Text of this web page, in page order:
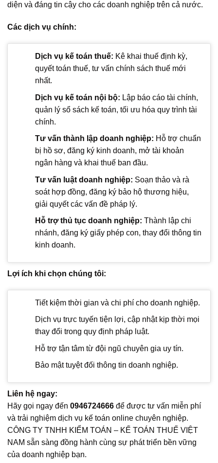
diện và đáng tin cậy cho các doanh nghiệp trên cả nước.
Các dịch vụ chính:
Dịch vụ kế toán thuế: Kê khai thuế định kỳ,
quyết toán thuế, tư vấn chính sách thuế mới
nhất.
Dịch vụ kế toán nội bộ: Lập báo cáo tài chính,
quản lý sổ sách kế toán, tối ưu hóa quy trình tài
chính.
Tư vấn thành lập doanh nghiệp: Hỗ trợ chuẩn
bị hồ sơ, đăng ký kinh doanh, mở tài khoản
ngân hàng và khai thuế ban đầu.
Tư vấn luật doanh nghiệp: Soạn thảo và rà
soát hợp đồng, đăng ký bảo hộ thương hiệu,
giải quyết các vấn đề pháp lý.
Hỗ trợ thủ tục doanh nghiệp: Thành lập chi
nhánh, đăng ký giấy phép con, thay đổi thông tin
kinh doanh.
Lợi ích khi chọn chúng tôi:
Tiết kiệm thời gian và chi phí cho doanh nghiệp.
Dịch vụ trực tuyến tiện lợi, cập nhật kịp thời mọi
thay đổi trong quy định pháp luật.
Hỗ trợ tận tâm từ đội ngũ chuyên gia uy tín.
Bảo mật tuyệt đối thông tin doanh nghiệp.
Liên hệ ngay:
Hãy gọi ngay đến 0946724666 để được tư vấn miễn phí
và trải nghiệm dịch vụ kế toán online chuyên nghiệp.
CÔNG TY TNHH KIỂM TOÁN – KẾ TOÁN THUẾ VIỆT
NAM sẵn sàng đồng hành cùng sự phát triển bền vững
của doanh nghiệp bạn.